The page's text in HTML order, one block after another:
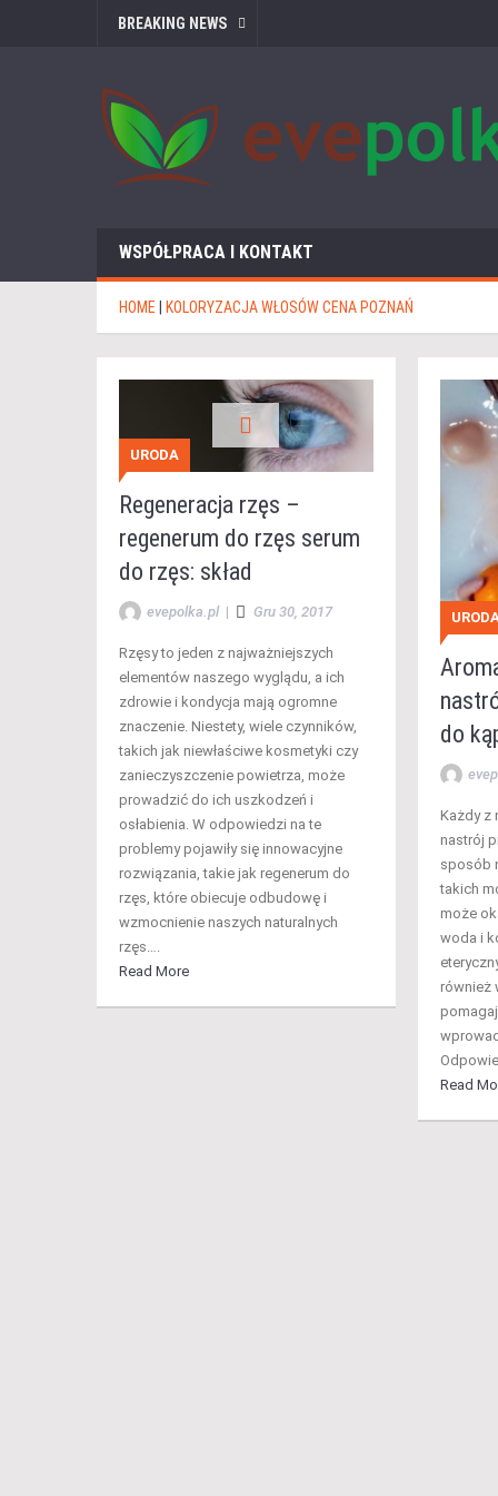
BREAKING NEWS
WSPÓŁPRACA I KONTAKT
HOME KOLORYZACJA WŁOSÓW CENA POZNAŃ
URODA
Regeneracja rzęs –
regenerum do rzęs serum
do rzęs: skład
evepolka.pl | Gru 30, 2017
Rzęsy to jeden z najważniejszych
elementów naszego wyglądu, a ich
zdrowie i kondycja mają ogromne
znaczenie. Niestety, wiele czynników,
takich jak niewłaściwe kosmetyki czy
zanieczyszczenie powietrza, może
prowadzić do ich uszkodzeń i
osłabienia. W odpowiedzi na te
problemy pojawiły się innowacyjne
rozwiązania, takie jak regenerum do
rzęs, które obiecuje odbudowę i
wzmocnienie naszych naturalnych
rzęs….
Read More
do
Każdy z
nastrój
sposób
takich
może
woda i
również
Read